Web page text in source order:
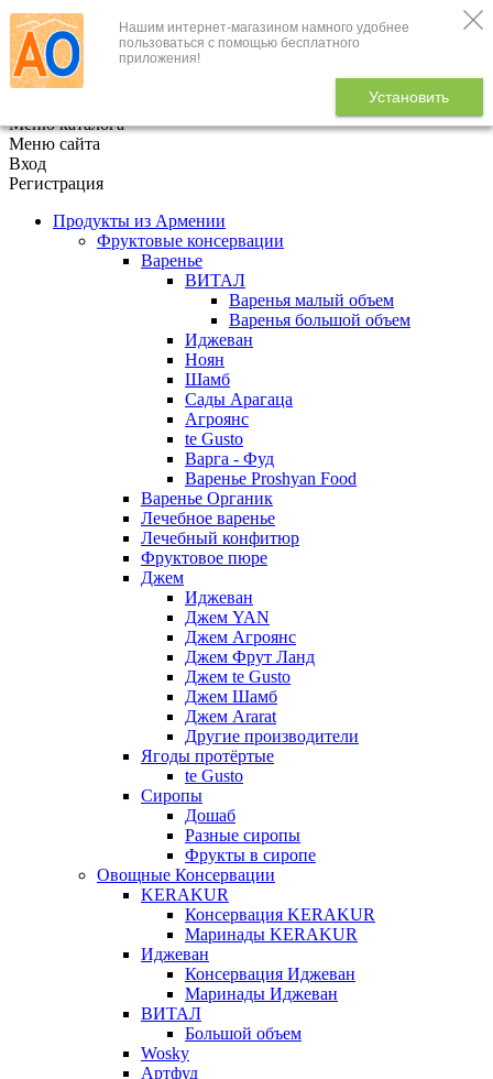
Нашим интернет-магазином намного удобнее
пользоваться с помощью бесплатного
приложения!
Установить
+7 (495) 646-888-1
В корзине
Меню каталога
Меню сайта
Вход
Регистрация
Продукты из Армении
Фруктовые консервации
Варенье
ВИТАЛ
Варенья малый объем
Варенья большой объем
Иджеван
Ноян
Шамб
Сады Арагаца
Агроянс
te Gusto
Варга - Фуд
Варенье Proshyan Food
Варенье Органик
Лечебное варенье
Лечебный конфитюр
Фруктовое пюре
Джем
Иджеван
Джем YAN
Джем Агроянс
Джем Фрут Ланд
Джем te Gusto
Джем Шамб
Джем Ararat
Другие производители
Ягоды протёртые
te Gusto
Сиропы
Дошаб
Разные сиропы
Фрукты в сиропе
Овощные Консервации
KERAKUR
Консервация KERAKUR
Маринады KERAKUR
Иджеван
Консервация Иджеван
Маринады Иджеван
ВИТАЛ
Большой объем
Wosky
Артфуд